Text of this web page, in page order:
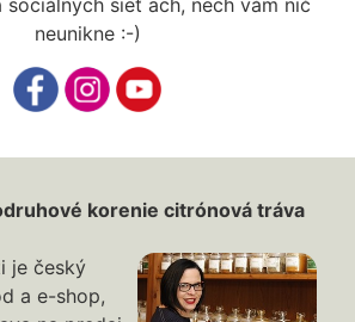
sociálnych sieť ach, nech vám nič
neunikne :-)
korenie citrónová tráva
je český
a e-shop,